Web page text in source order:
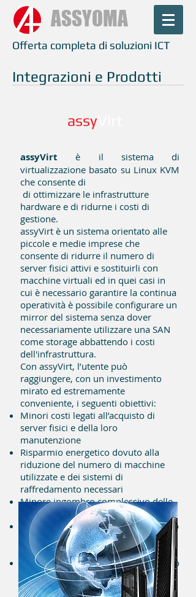
ASSYOMA
Offerta completa di soluzioni ICT
Integrazioni e Prodotti
assy
assyVirt è il sistema di
virtualizzazione basato su Linux KVM
che consente di
di ottimizzare le infrastrutture
hardware e di ridurne i costi di
gestione.
assyVirt è un sistema orientato alle
piccole e medie imprese che
consente di ridurre il numero di
server fisici attivi e sostituirli con
macchine virtuali ed in quei casi in
cui è necessario garantire la continua
operatività è possibile configurare un
mirror del sistema senza dover
necessariamente utilizzare una SAN
come storage abbattendo i costi
dell'infrastruttura.
Con assyVirt, l’utente può
raggiungere, con un investimento
mirato ed estremamente
conveniente, i seguenti obiettivi:
Minori costi legati all’acquisto di
server fisici e della loro
manutenzione
Risparmio energetico dovuto alla
riduzione del numero di macchine
utilizzate e dei sistemi di
raffredamento necessari
Minore ingombro complessivo delle
attrezzature
Continuità operativa in caso di guasto
di una macchina con il trasferimento
delle attività sulla seconda macchina
Monitoraggio del sistema informativo
in maniera integrata